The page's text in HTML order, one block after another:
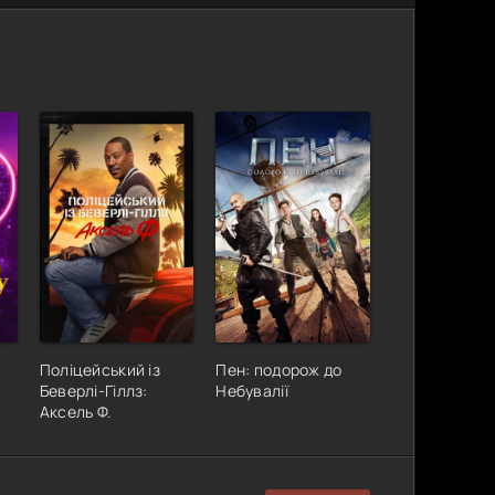
Поліцейський із
Беверлі-Гіллз:
Аксель Ф.
Пен: подорож до
Небувалії